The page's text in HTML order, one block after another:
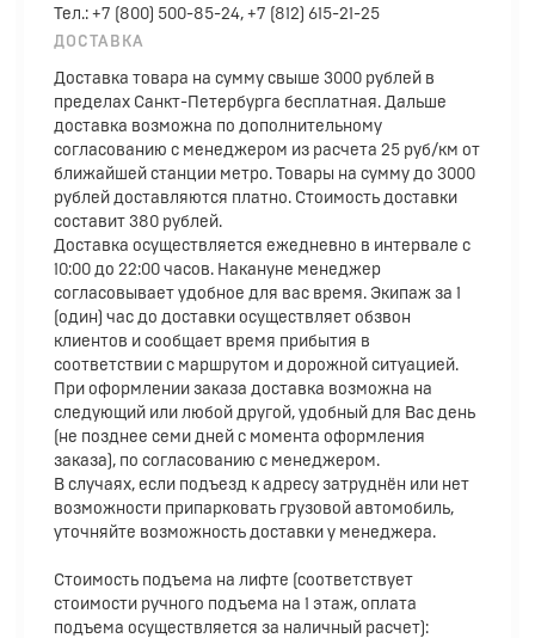
Тел.: +7 (800) 500-85-24, +7 (812) 615-21-25
ДОСТАВКА
Доставка товара на сумму свыше 3000 рублей в
пределах Санкт-Петербурга бесплатная. Дальше
доставка возможна по дополнительному
согласованию с менеджером из расчета 25 руб/км от
ближайшей станции метро. Товары на сумму до 3000
рублей доставляются платно. Стоимость доставки
составит 380 рублей.
Доставка осуществляется ежедневно в интервале с
10:00 до 22:00 часов. Накануне менеджер
согласовывает удобное для вас время. Экипаж за 1
(один) час до доставки осуществляет обзвон
клиентов и сообщает время прибытия в
соответствии с маршрутом и дорожной ситуацией.
При оформлении заказа доставка возможна на
следующий или любой другой, удобный для Вас день
(не позднее семи дней с момента оформления
заказа), по согласованию с менеджером.
В случаях, если подъезд к адресу затруднён или нет
возможности припарковать грузовой автомобиль,
уточняйте возможность доставки у менеджера.
Стоимость подъема на лифте (соответствует
стоимости ручного подъема на 1 этаж, оплата
подъема осуществляется за наличный расчет):